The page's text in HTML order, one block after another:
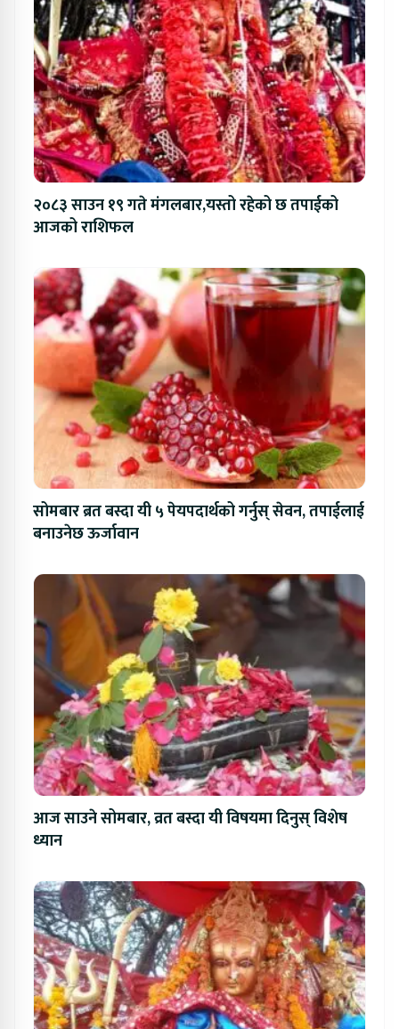
२०८३ साउन १९ गते मंगलबार,यस्तो रहेको छ तपाईको
आजको राशिफल
सोमबार ब्रत बस्दा यी ५ पेयपदार्थको गर्नुस् सेवन, तपाईलाई
बनाउनेछ ऊर्जावान
आज साउने सोमबार, व्रत बस्दा यी विषयमा दिनुस् विशेष
ध्यान